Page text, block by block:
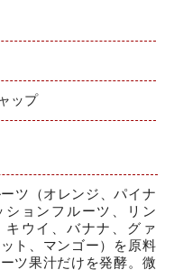
ップ
ツ（オレンジ、パイナ
ションフルーツ、リン
キウイ、バナナ、グァ
ト、マンゴー）を原料
ツ果汁だけを発酵。微